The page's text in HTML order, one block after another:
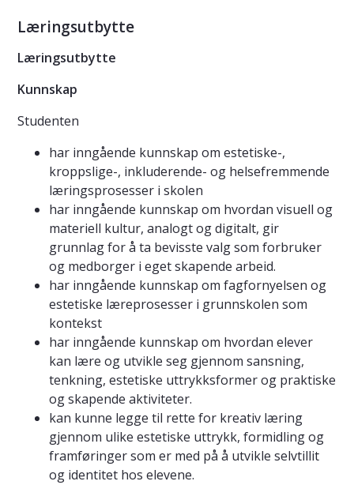
Læringsutbytte
Læringsutbytte
Kunnskap
Studenten
har inngående kunnskap om estetiske-,
kroppslige-, inkluderende- og helsefremmende
læringsprosesser i skolen
har inngående kunnskap om hvordan visuell og
materiell kultur, analogt og digitalt, gir
grunnlag for å ta bevisste valg som forbruker
og medborger i eget skapende arbeid.
har inngående kunnskap om fagfornyelsen og
estetiske læreprosesser i grunnskolen som
kontekst
har inngående kunnskap om hvordan elever
kan lære og utvikle seg gjennom sansning,
tenkning, estetiske uttrykksformer og praktiske
og skapende aktiviteter.
kan kunne legge til rette for kreativ læring
gjennom ulike estetiske uttrykk, formidling og
framføringer som er med på å utvikle selvtillit
og identitet hos elevene.